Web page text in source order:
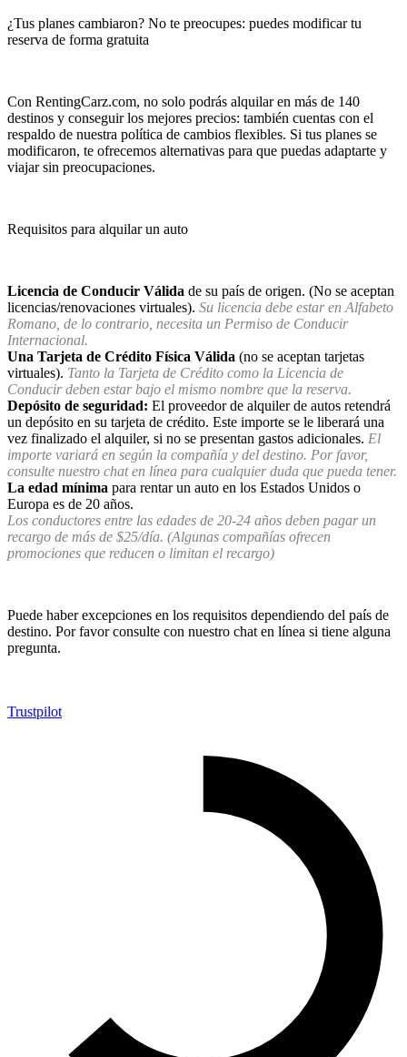
¿Tus planes cambiaron? No te preocupes: puedes modificar tu
reserva de forma gratuita
Con RentingCarz.com, no solo podrás alquilar en más de 140
destinos y conseguir los mejores precios: también cuentas con el
respaldo de nuestra política de cambios flexibles. Si tus planes se
modificaron, te ofrecemos alternativas para que puedas adaptarte y
viajar sin preocupaciones.
Requisitos para alquilar un auto
Licencia de Conducir Válida de su país de origen. (No se aceptan
licencias/renovaciones virtuales). Su licencia debe estar en Alfabeto
Romano, de lo contrario, necesita un Permiso de Conducir
Internacional.
Una Tarjeta de Crédito Física Válida (no se aceptan tarjetas
virtuales). Tanto la Tarjeta de Crédito como la Licencia de
Conducir deben estar bajo el mismo nombre que la reserva.
Depósito de seguridad: El proveedor de alquiler de autos retendrá
un depósito en su tarjeta de crédito. Este importe se le liberará una
vez finalizado el alquiler, si no se presentan gastos adicionales. El
importe variará en según la compañía y del destino. Por favor,
consulte nuestro chat en línea para cualquier duda que pueda tener.
La edad mínima para rentar un auto en los Estados Unidos o
Europa es de 20 años.
Los conductores entre las edades de 20-24 años deben pagar un
recargo de más de $25/día. (Algunas compañías ofrecen
promociones que reducen o limitan el recargo)
Puede haber excepciones en los requisitos dependiendo del país de
destino. Por favor consulte con nuestro chat en línea si tiene alguna
pregunta.
Trustpilot